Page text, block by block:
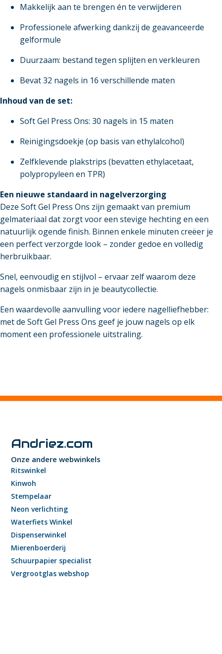
Makkelijk aan te brengen én te verwijderen
Professionele afwerking dankzij de geavanceerde
gelformule
Duurzaam: bestand tegen splijten en verkleuren
Bevat 32 nagels in 16 verschillende maten
Inhoud van de set:
Soft Gel Press Ons: 30 nagels in 15 maten
Reinigingsdoekje (op basis van ethylalcohol)
Zelfklevende plakstrips (bevatten ethylacetaat,
polypropyleen en TPR)
Een nieuwe standaard in nagelverzorging
Deze Soft Gel Press Ons zijn gemaakt van premium
gelmateriaal dat zorgt voor een stevige hechting en een
natuurlijk ogende finish. Binnen enkele minuten creëer je
een perfect verzorgde look – zonder gedoe en volledig
herbruikbaar.
Snel, eenvoudig en stijlvol – ervaar zelf waarom deze
nagels onmisbaar zijn in je beautycollectie.
Een waardevolle aanvulling voor iedere nagelliefhebber:
met de Soft Gel Press Ons geef je jouw nagels op elk
moment een professionele uitstraling.
Andriez.com
Onze andere webwinkels
Ritswinkel
Kinwoh
Stempelaar
Neon verlichting
Waterfiets Winkel
Dispenserwinkel
Mierenboerderij
Schuurpapier specialist
Vergrootglas webshop